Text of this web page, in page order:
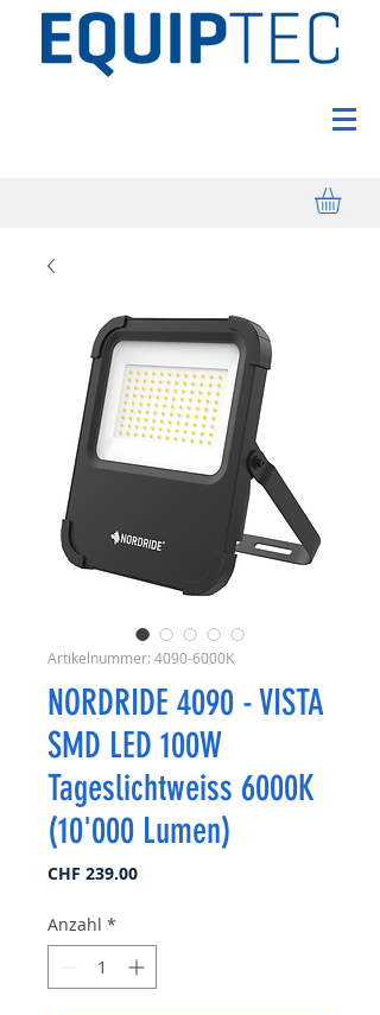
Artikelnummer: 4090-6000K
NORDRIDE 4090 - VISTA
SMD LED 100W
Tageslichtweiss 6000K
(10'000 Lumen)
CHF 239.00Preis
Anzahl *